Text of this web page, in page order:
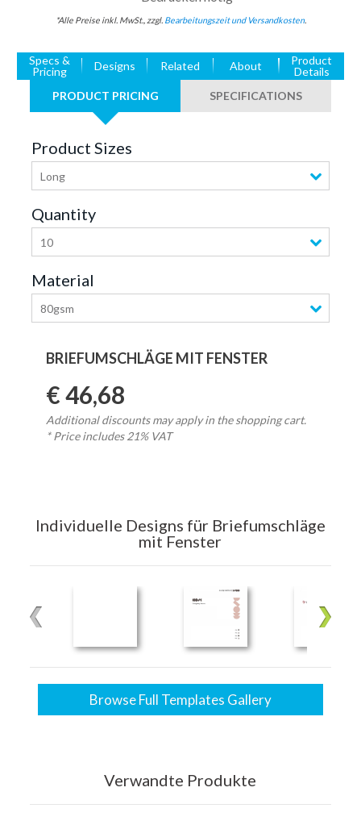
*Alle Preise inkl. MwSt., zzgl. Bearbeitungszeit und Versandkosten.
Specs &
Pricing
Designs Related About
Product
Details
PRODUCT PRICING
SPECIFICATIONS
Product Sizes
Long
Quantity
10
Material
80gsm
BRIEFUMSCHLÄGE MIT FENSTER
€ 46,68
Additional discounts may apply in the shopping cart.
* Price includes 21% VAT
Individuelle Designs für Briefumschläge
mit Fenster
Browse Full Templates Gallery
Verwandte Produkte